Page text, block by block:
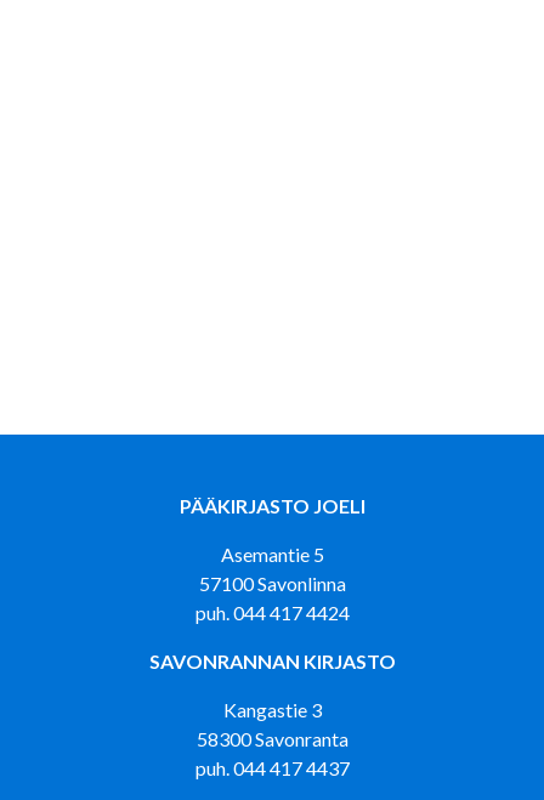
PÄÄKIRJASTO JOELI
Asemantie 5
57100 Savonlinna
puh. 044 417 4424
SAVONRANNAN KIRJASTO
Kangastie 3
58300 Savonranta
puh. 044 417 4437